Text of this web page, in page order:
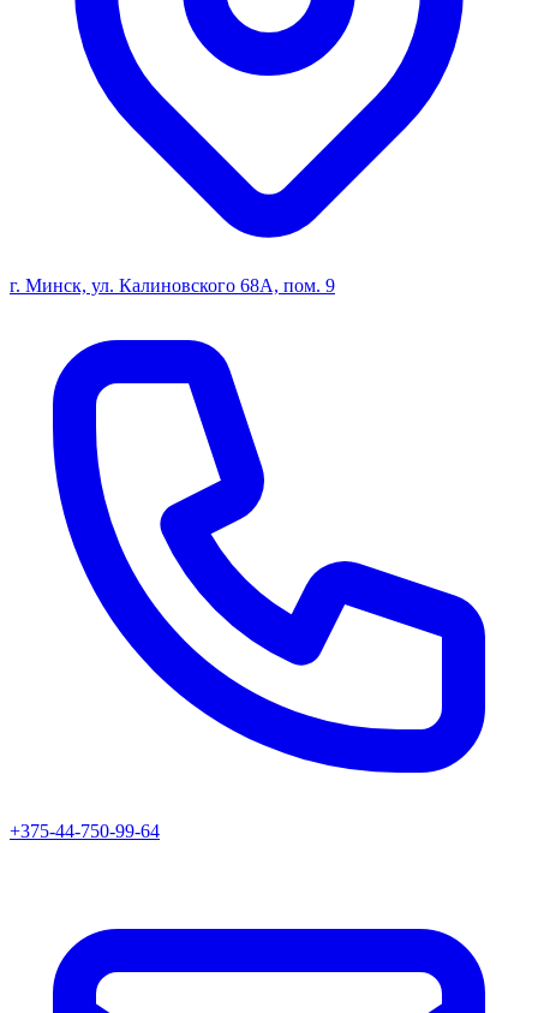
г. Минск, ул. Калиновского 68А, пом. 9
+375-44-750-99-64